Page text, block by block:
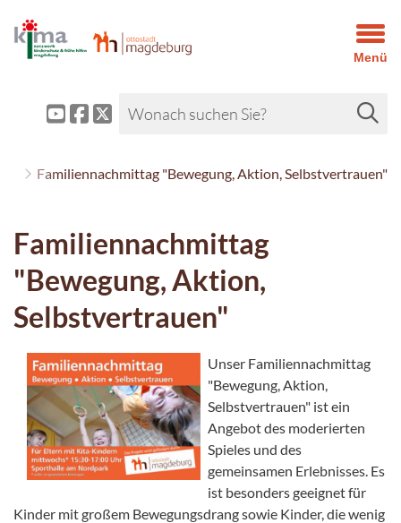
Menü
Familiennachmittag "Bewegung, Aktion, Selbstvertrauen"
Familiennachmittag
"Bewegung, Aktion,
Selbstvertrauen"
Unser Familiennachmittag
"Bewegung, Aktion,
Selbstvertrauen" ist ein
Angebot des moderierten
Spieles und des
gemeinsamen Erlebnisses. Es
ist besonders geeignet für
Kinder mit großem Bewegungsdrang sowie Kinder, die wenig